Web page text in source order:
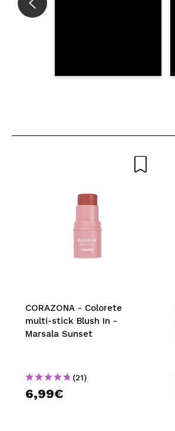
CORAZONA - Colorete
multi-stick Blush In -
Marsala Sunset
(21)
6,99€